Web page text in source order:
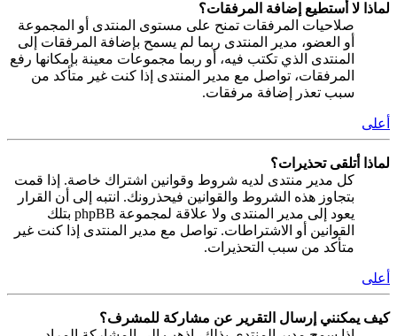
لماذا لا أستطيع إضافة المرفقات؟
صلاحيات المرفقات تمنح على مستوى المنتدى أو المجموعة
أو العضو، مدير المنتدى ربما لم يسمح بإضافة المرفقات إلى
المنتدى الذي تكتب فيه، أو ربما مجموعات معينة بإمكانها رفع
المرفقات، تواصل مع مدير المنتدى إذا كنت غير متأكد من
سبب تعذر إضافة مرفقات.
أعلى
لماذا أتلقى تحذيرات؟
كل مدير منتدى لديه شروط وقوانين اشتراك خاصة. إذا قمت
بتجاوز هذه الشروط والقوانين فيحذرونك. انتبه إلى أن القرار
يعود إلى مدير المنتدى ولا علاقة لمجموعة phpBB بتلك
القوانين أو الاشتراطات. تواصل مع مدير المنتدى إذا كنت غير
متأكد من سبب التحذيرات.
أعلى
كيف يمكنني إرسال التقرير عن مشاركة للمشرف؟